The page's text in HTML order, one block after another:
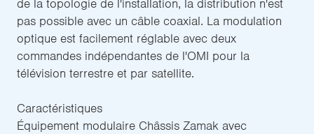
de la topologie de l'installation, la distribution n'est
pas possible avec un câble coaxial. La modulation
optique est facilement réglable avec deux
commandes indépendantes de l'OMI pour la
télévision terrestre et par satellite.
Caractéristiques
Équipement modulaire Châssis Zamak avec